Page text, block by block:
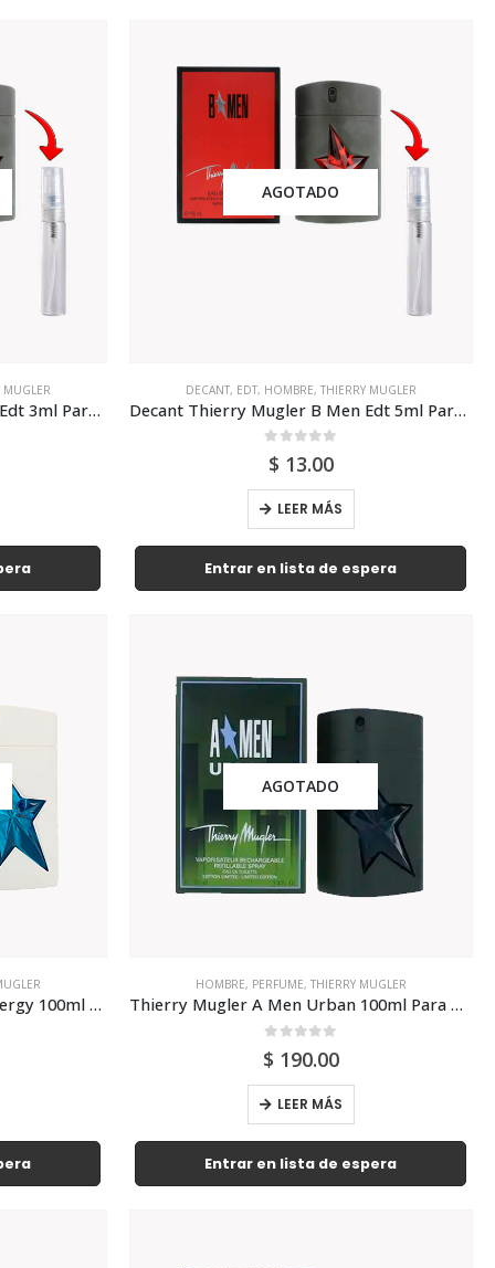
MUGLER
Decant Thierry Mugler B Men Edt 3ml Para Hombre
AGOTADO
DECANT, EDT, HOMBRE, THIERRY MUGLER
Decant Thierry Mugler B Men Edt 5ml Para Hombre
out of 5
$ 13.00
LEER MÁS
Entrar en lista de espera
Thierry Mugler A Men Pure Energy 100ml Para Hombre
AGOTADO
HOMBRE, PERFUME, THIERRY MUGLER
Thierry Mugler A Men Urban 100ml Para Hombre
$ 190.00
LEER MÁS
Entrar en lista de espera